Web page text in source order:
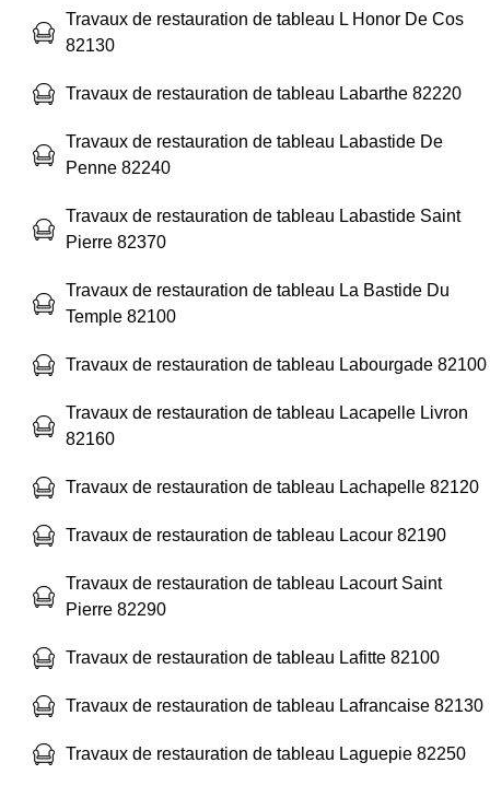
Travaux de restauration de tableau L Honor De Cos
82130
Travaux de restauration de tableau Labarthe 82220
Travaux de restauration de tableau Labastide De
Penne 82240
Travaux de restauration de tableau Labastide Saint
Pierre 82370
Travaux de restauration de tableau La Bastide Du
Temple 82100
Travaux de restauration de tableau Labourgade 82100
Travaux de restauration de tableau Lacapelle Livron
82160
Travaux de restauration de tableau Lachapelle 82120
Travaux de restauration de tableau Lacour 82190
Travaux de restauration de tableau Lacourt Saint
Pierre 82290
Travaux de restauration de tableau Lafitte 82100
Travaux de restauration de tableau Lafrancaise 82130
Travaux de restauration de tableau Laguepie 82250